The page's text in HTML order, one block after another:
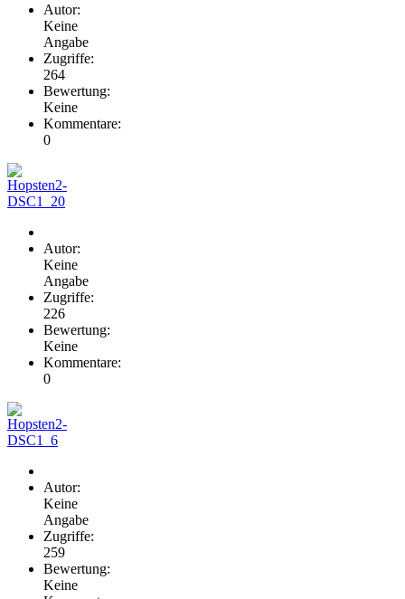
Autor:
Keine
Angabe
Zugriffe:
264
Bewertung:
Keine
Kommentare:
0
Autor:
Keine
Angabe
Zugriffe:
226
Bewertung:
Keine
Kommentare:
0
Autor:
Keine
Angabe
Zugriffe:
259
Bewertung:
Keine